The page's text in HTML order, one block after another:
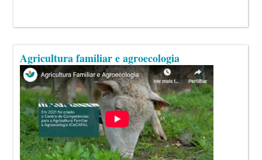
Agricultura familiar e agroecologia